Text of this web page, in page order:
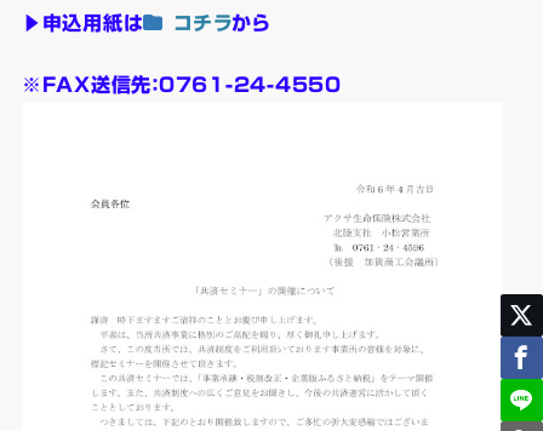
▶申込用紙は コチラから
※FAX送信先：0761-24-4550